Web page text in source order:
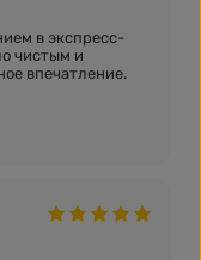
в экспресс-
чистым и
впечатление.
и
кофе и
сделало процесс